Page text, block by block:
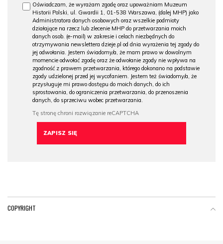
Oświadczam, że wyrażam zgodę oraz upoważniam Muzeum
Historii Polski, ul. Gwardii 1, 01-538 Warszawa, (dalej MHP) jako
Administratora danych osobowych oraz wszelkie podmioty
działające na rzecz lub zlecenie MHP do przetwarzania moich
danych osob. (e-mail) w zakresie i celach niezbędnych do
otrzymywania newslettera dzieje.pl od dnia wyrażenia tej zgody do
jej odwołania. Jestem świadomy/a, że mam prawo w dowolnym
momencie odwołać zgodę oraz że odwołanie zgody nie wpływa na
zgodność z prawem przetwarzania, którego dokonano na podstawie
zgody udzielonej przed jej wycofaniem. Jestem też świadomy/a, że
przysługuje mi prawo dostępu do moich danych, do ich
sprostowania, do ograniczenia przetwarzania, do przenoszenia
danych, do sprzeciwu wobec przetwarzania.
COPYRIGHT